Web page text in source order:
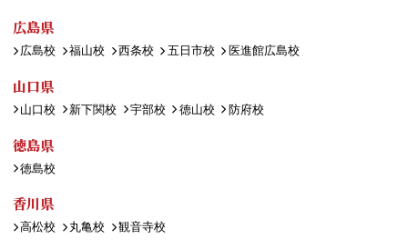
広島県
広島校 福山校 西条校 五日市校 医進館広島校
山口県
山口校 新下関校 宇部校 徳山校 防府校
徳島県
徳島校
香川県
高松校 丸亀校 観音寺校